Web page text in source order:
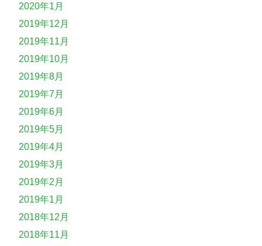
2020年1月
2019年12月
2019年11月
2019年10月
2019年8月
2019年7月
2019年6月
2019年5月
2019年4月
2019年3月
2019年2月
2019年1月
2018年12月
2018年11月